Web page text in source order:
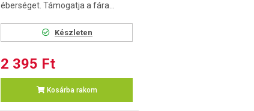
éberséget. Támogatja a fára...
Készleten
2 395 Ft
Kosárba rakom